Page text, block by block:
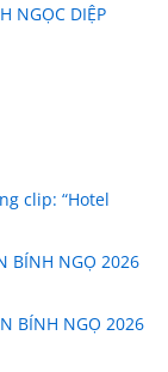
NGỌC DIỆP
clip: “Hotel
BÍNH NGỌ 2026
BÍNH NGỌ 2026